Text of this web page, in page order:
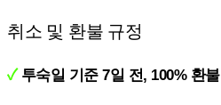
취소 및 환불 규정
✓투숙일 기준 7일 전, 100% 환불